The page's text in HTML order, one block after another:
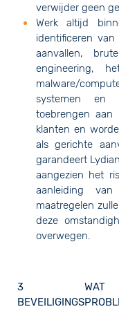
verwijder geen
Werk altijd
identificeren van
aanvallen,
engineering,
malware/
systemen en
toebrengen aan
klanten en
als gerichte
garandeert
aangezien het
aanleiding
maatregelen
deze
overwegen.
3 WAT